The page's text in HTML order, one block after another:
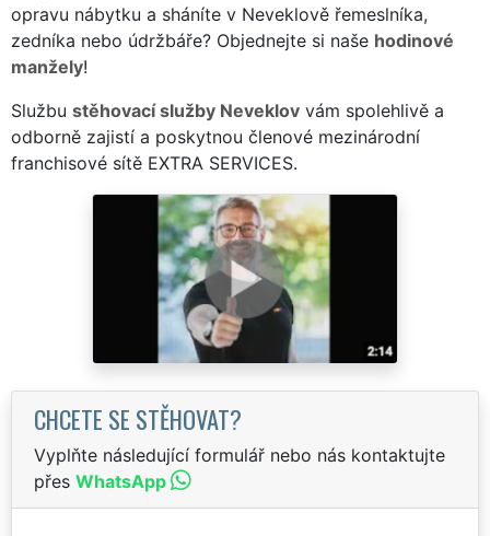
opravu nábytku a sháníte v Neveklově řemeslníka,
zedníka nebo údržbáře? Objednejte si naše hodinové
manžely!
Službu stěhovací služby Neveklov vám spolehlivě a
odborně zajistí a poskytnou členové mezinárodní
franchisové sítě EXTRA SERVICES.
CHCETE SE STĚHOVAT?
Vyplňte následující formulář nebo nás kontaktujte
přes WhatsApp